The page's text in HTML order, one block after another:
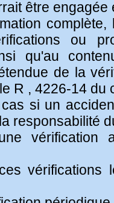
être engagée
ou
qu'au
de la
R , 4226-14 du
si un
responsabilité
vérification
vérifications